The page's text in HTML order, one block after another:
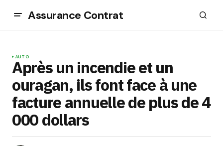
Assurance Contrat
AUTO
Après un incendie et un
ouragan, ils font face à une
facture annuelle de plus de 4
000 dollars